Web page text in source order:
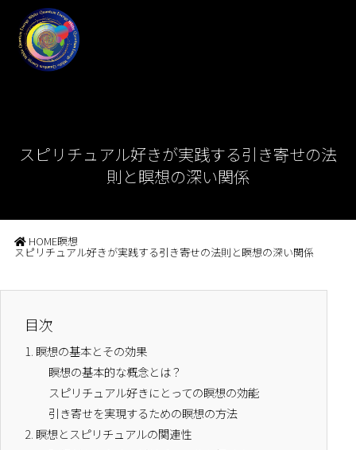
スピリチュアル好きが実践する引き寄せの法
則と瞑想の深い関係
HOME瞑想
スピリチュアル好きが実践する引き寄せの法則と瞑想の深い関係
目次
1. 瞑想の基本とその効果
瞑想の基本的な概念とは？
スピリチュアル好きにとっての瞑想の効能
引き寄せを実現するための瞑想の方法
2. 瞑想とスピリチュアルの関連性